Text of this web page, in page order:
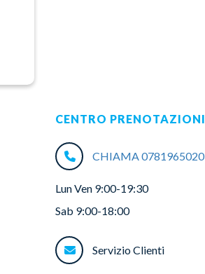
CENTRO PRENOTAZIONI
CHIAMA 0781965020
Lun Ven 9:00-19:30
Sab 9:00-18:00
Servizio Clienti